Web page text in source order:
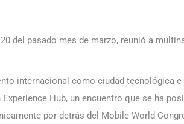
del pasado mes de marzo, reunió a
internacional como ciudad tecnológica e
Hub, un encuentro que se ha
por detrás del Mobile World